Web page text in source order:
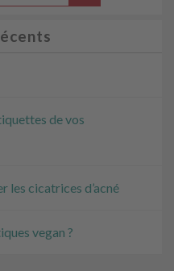
de vos
les cicatrices d’acné
vegan ?